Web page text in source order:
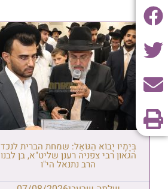
בְּיָמָיו יָבוֹא הַגּוֹאֵל: שמחת הברית לנכד
הגאון רבי צפניה רענן שליט"א, בן לבנו
הרב נתנאל הי"ו